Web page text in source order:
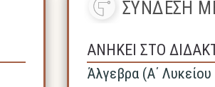
ΣΥΝΔΕΣΗ
ΑΝΗΚΕΙ ΣΤΟ
Άλγεβρα (A΄